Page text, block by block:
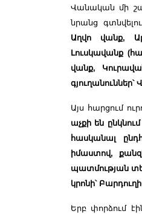
Վանական մի
նրանց
Աղվո վանք,
Լուսկավանք
վանք,
գյուղանուններ՝
Այս հարցում
աչքի են
հասկանալ
իմաստով,
պատմության
կրոնի՝
Երբ փորձում